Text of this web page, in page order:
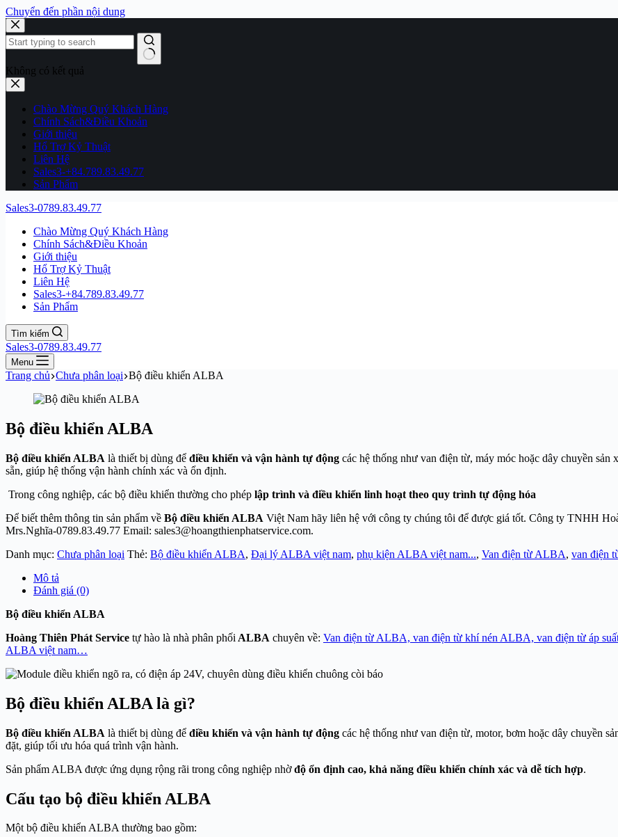
Chuyển đến phần nội dung
Không có kết quả
Chào Mừng Quý Khách Hàng
Chính Sách&Điều Khoản
Giới thiệu
Hổ Trợ Kỷ Thuật
Liên Hệ
Sales3-+84.789.83.49.77
Sản Phẩm
Sales3-0789.83.49.77
Chào Mừng Quý Khách Hàng
Chính Sách&Điều Khoản
Giới thiệu
Hổ Trợ Kỷ Thuật
Liên Hệ
Sales3-+84.789.83.49.77
Sản Phẩm
Tìm kiếm
Sales3-0789.83.49.77
Menu
Trang chủ Chưa phân loại Bộ điều khiển ALBA
Bộ điều khiển ALBA
Bộ điều khiển ALBA là thiết bị dùng để điều khiển và vận hành tự động các hệ thống như van điện từ, máy móc hoặc dây chuyền
sẵn, giúp hệ thống vận hành chính xác và ổn định.
Trong công nghiệp, các bộ điều khiển thường cho phép lập trình và điều khiển linh hoạt theo quy trình tự động hóa
Để biết thêm thông tin sản phẩm về Bộ điều khiển ALBA Việt Nam hãy liên hệ với công ty chúng tôi để được giá tốt. Công ty TNHH
Mrs.Nghĩa-0789.83.49.77 Email: sales3@hoangthienphatservice.com.
Danh mục: Chưa phân loại Thẻ: Bộ điều khiển ALBA, Đại lý ALBA việt nam, phụ kiện ALBA việt nam..., Van điện từ ALBA, van điện
Mô tả
Đánh giá (0)
Bộ điều khiển ALBA
Hoàng Thiên Phát Service tự hào là nhà phân phối ALBA chuyên về: Van điện từ ALBA, van điện từ khí nén ALBA, van điện từ áp
ALBA việt nam…
Bộ điều khiển ALBA là gì?
Bộ điều khiển ALBA là thiết bị dùng để điều khiển và vận hành tự động các hệ thống như van điện từ, motor, bơm hoặc dây chuyền
đặt, giúp tối ưu hóa quá trình vận hành.
Sản phẩm ALBA được ứng dụng rộng rãi trong công nghiệp nhờđộ ổn định cao, khả năng điều khiển chính xác và dễ tích hợp.
Cấu tạo bộ điều khiển ALBA
Một bộ điều khiển ALBA thường bao gồm: